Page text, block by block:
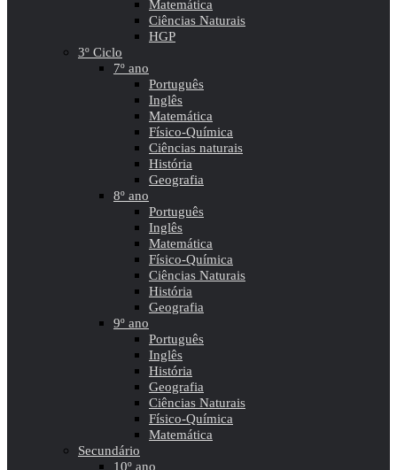
Matemática
Ciências Naturais
HGP
3º Ciclo
7º ano
Português
Inglês
Matemática
Físico-Química
Ciências naturais
História
Geografia
8º ano
Português
Inglês
Matemática
Físico-Química
Ciências Naturais
História
Geografia
9º ano
Português
Inglês
História
Geografia
Ciências Naturais
Físico-Química
Matemática
Secundário
10º ano